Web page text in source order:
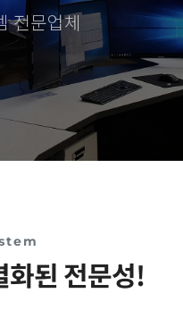
전문업체
화된 전문성!